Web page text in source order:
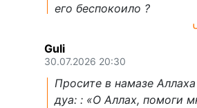
его беспокоило ?
Guli
30.07.2026 20:30
Просите в намазе
дуа: : «О Аллах, помоги